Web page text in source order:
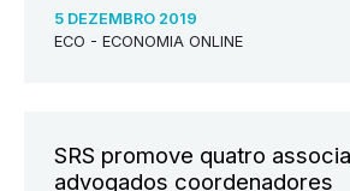
5 DEZEMBRO 2019
ECO - ECONOMIA ONLINE
SRS promove quatro
advogados coordenadores